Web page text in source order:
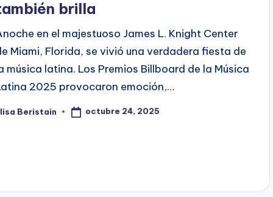
brilla
en el majestuoso James L. Knight Center
Miami, Florida, se vivió una verdadera fiesta de
música latina. Los Premios Billboard de la Música
2025 provocaron emoción,…
Beristain octubre 24, 2025